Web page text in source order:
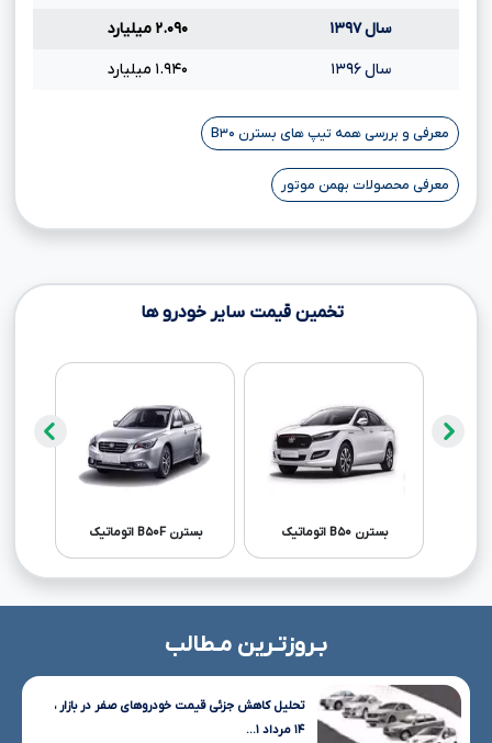
سال ۱۳۹۷
۲.۰۹۰ میلیارد
سال ۱۳۹۶
۱.۹۴۰ میلیارد
معرفی و بررسی همه تیپ های بسترن B۳۰
معرفی محصولات بهمن موتور
تخمین قیمت سایر خودرو ها
بسترن B۵۰ اتوماتیک بسترن B۵۰F اتوماتیک
بـروزتـرین مـطالب
تحلیل کاهش جزئی قیمت خودروهای صفر در بازار ،
۱۴ مرداد ۱...